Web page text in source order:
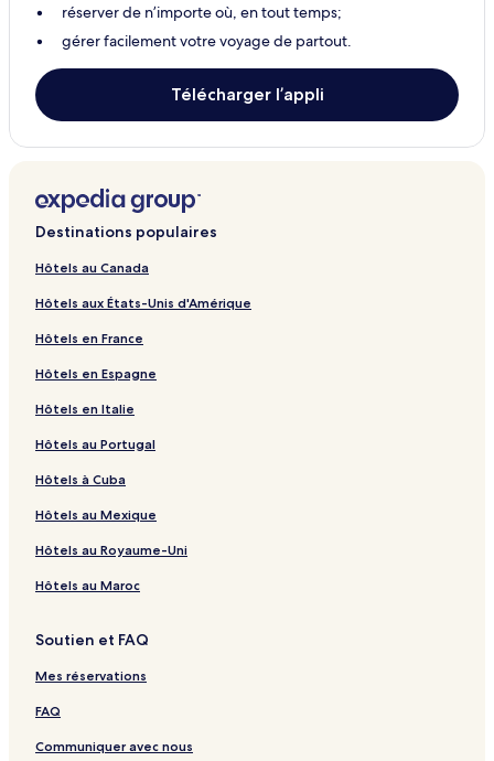
Kalahe – Hôtels
Warukandeniya – Hôtels
Ipitagoda – Hôtels
Hiriketiya – Hôtels
Bundala Wellagangoda – Hôtels
Bataduwa – Hôtels
Thiranagama – Villas
Thiranagama – Maisons d’hôtes
Thiranagama – Gîtes
Thiranagama – Hôtels
Hôtels au bord de la plage – Thalaramba
Thalaramba – Hôtels
Hôtels avec déjeuner inclus – Koggala
Boossa – Villas
Boossa – Hôtels 3 étoiles
Complexes et hôtels avec spa – Boossa
Kudawella – Hôtels
réserver de n’importe où, en tout temps;
gérer facilement votre voyage de partout.
Télécharger l’appli
Destinations populaires
Hôtels au Canada
Hôtels aux États-Unis d'Amérique
Hôtels en France
Hôtels en Espagne
Hôtels en Italie
Hôtels au Portugal
Hôtels à Cuba
Hôtels au Mexique
Hôtels au Royaume-Uni
Hôtels au Maroc
Soutien et FAQ
Mes réservations
FAQ
Communiquer avec nous